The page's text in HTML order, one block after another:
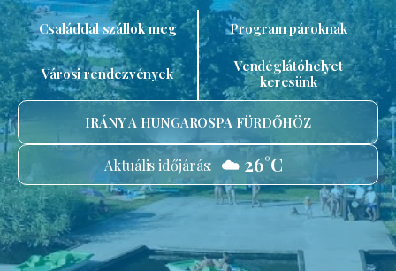
Családdal szállok meg Program pároknak
Városi rendezvények
Vendéglátóhelyet
keresünk
IRÁNY A HUNGAROSPA FÜRDŐHÖZ
Aktuális időjárás: ☁️ 26°C